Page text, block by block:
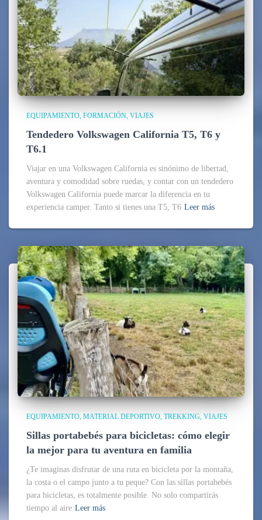
EQUIPAMIENTO FORMACIÓN VIAJES
Tendedero Volkswagen California T5, T6 y
T6.1
Viajar en una Volkswagen California es sinónimo de libertad,
aventura y comodidad sobre ruedas, y contar con un tendedero
Volkswagen California puede marcar la diferencia en tu
experiencia camper. Tanto si tienes una T5, T6 Leer más
EQUIPAMIENTO MATERIAL DEPORTIVO TREKKING VIAJES
Sillas portabebés para bicicletas: cómo elegir
la mejor para tu aventura en familia
¿Te imaginas disfrutar de una ruta en bicicleta por la montaña,
la costa o el campo junto a tu peque? Con las sillas portabebés
para bicicletas, es totalmente posible. No solo compartirás
tiempo al aire Leer más